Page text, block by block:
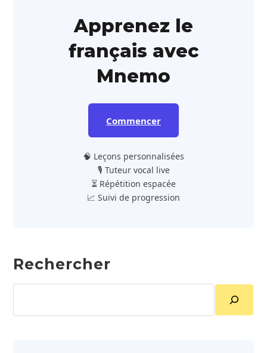
Apprenez le
français avec
Mnemo
Commencer
🧠 Leçons personnalisées
🎙️ Tuteur vocal live
⏳ Répétition espacée
📈 Suivi de progression
Rechercher